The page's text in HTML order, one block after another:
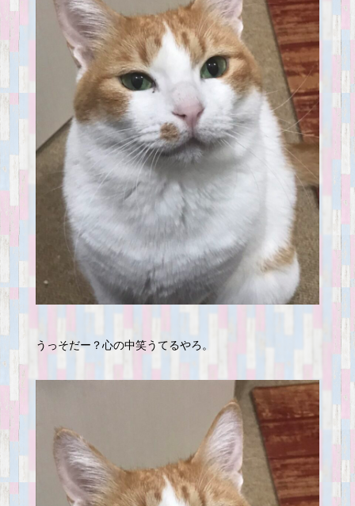
うっそだー？心の中笑うてるやろ。